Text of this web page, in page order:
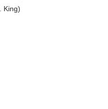
King)